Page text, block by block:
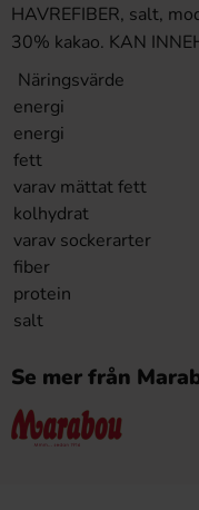
HAVREFIBER, salt,
30% kakao. KAN
Näringsvärde
energi
energi
fett
varav mättat fett
kolhydrat
varav sockerarter
fiber
protein
salt
Se mer från